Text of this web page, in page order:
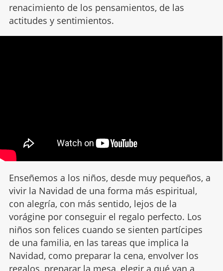
renacimiento de los pensamientos, de las
actitudes y sentimientos.
Enseñemos a los niños, desde muy pequeños, a
vivir la Navidad de una forma más espiritual,
con alegría, con más sentido, lejos de la
vorágine por conseguir el regalo perfecto. Los
niños son felices cuando se sienten partícipes
de una familia, en las tareas que implica la
Navidad, como preparar la cena, envolver los